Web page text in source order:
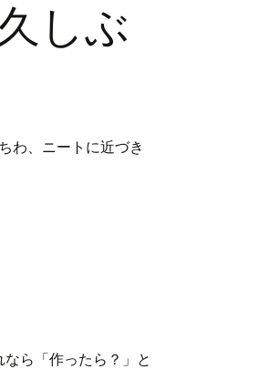
しぶ
わ、ニートに近づき
ら「作ったら？」と